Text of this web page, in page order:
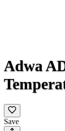
Adwa
Save